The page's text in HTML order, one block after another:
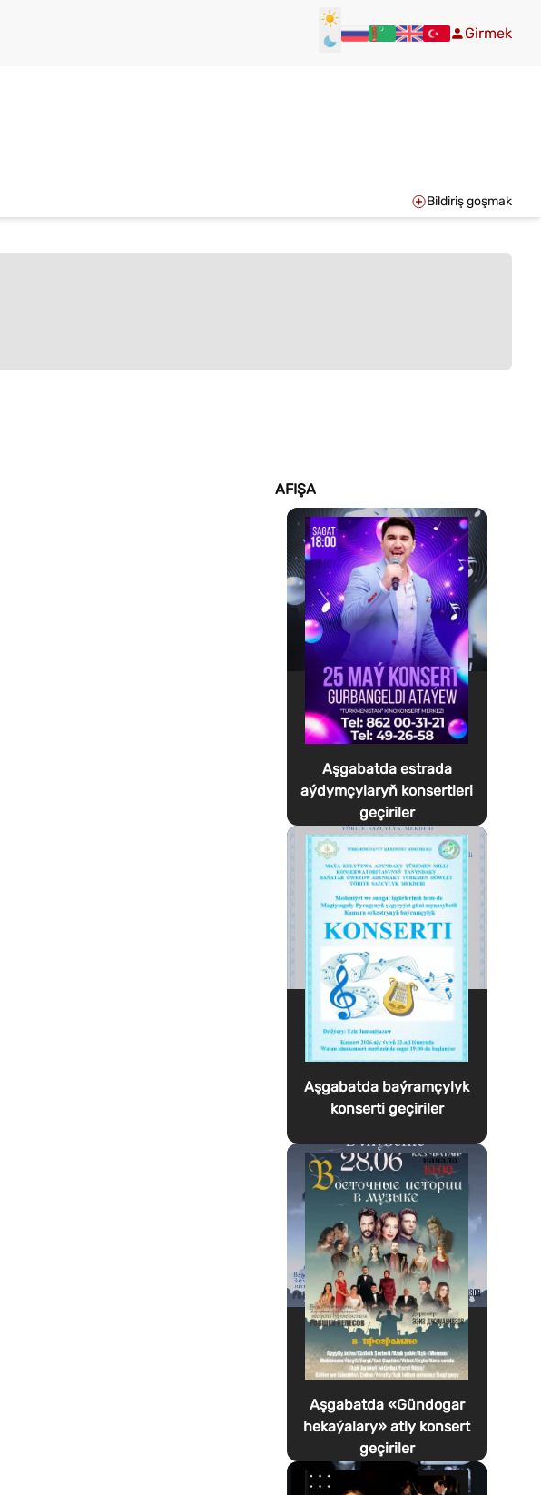
Girmek
Bildiriş goşmak
AFIŞA
Aşgabatda estrada
aýdymçylaryň konsertleri
geçiriler
Aşgabatda baýramçylyk
konserti geçiriler
Aşgabatda «Gündogar
hekaýalary» atly konsert
geçiriler